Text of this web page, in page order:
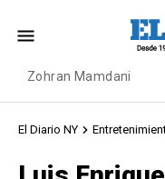
Zohran Mamdani
El Diario NY